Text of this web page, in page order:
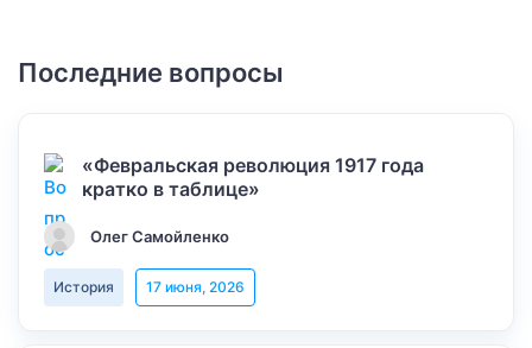
Последние вопросы
«Февральская революция 1917 года
кратко в таблице»
Олег Самойленко
История 17 июня, 2026